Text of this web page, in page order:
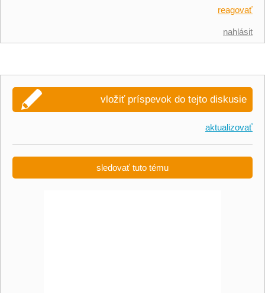
reagovať
nahlásit
vložiť príspevok do tejto diskusie
aktualizovať
sledovať tuto tému